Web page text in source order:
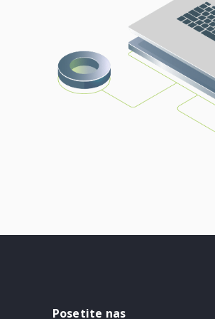
Posetite nas